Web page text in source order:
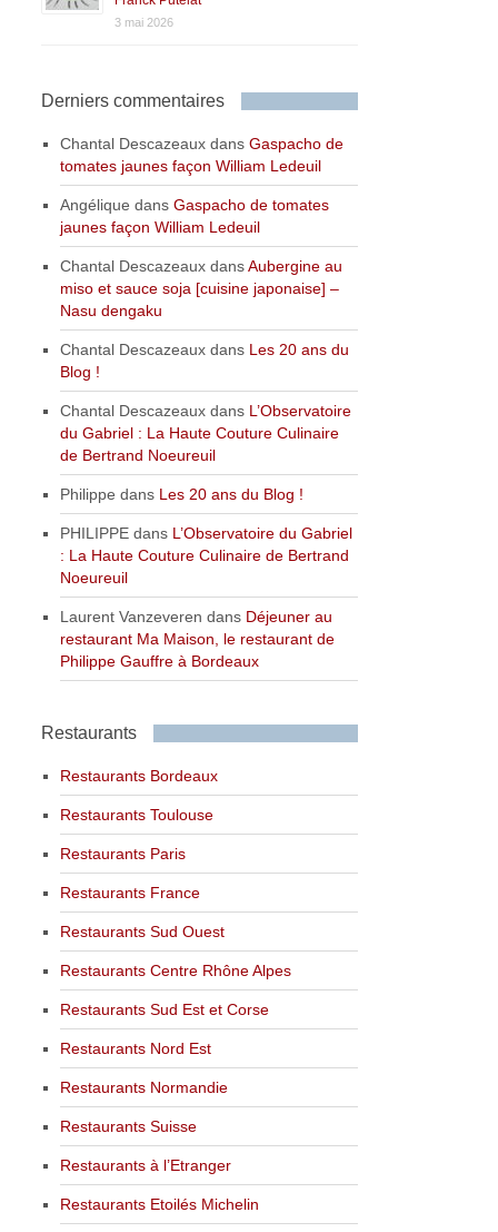
3 mai 2026
Derniers commentaires
Chantal Descazeaux dansGaspacho de
tomates jaunes façon William Ledeuil
Angélique dansGaspacho de tomates
jaunes façon William Ledeuil
Chantal Descazeaux dansAubergine au
miso et sauce soja [cuisine japonaise] –
Nasu dengaku
Chantal Descazeaux dans Les 20 ans du
Blog !
Chantal Descazeaux dans L’Observatoire
du Gabriel : La Haute Couture Culinaire
de Bertrand Noeureuil
Philippe dans Les 20 ans du Blog !
PHILIPPE dans L’Observatoire du Gabriel
: La Haute Couture Culinaire de Bertrand
Noeureuil
Laurent Vanzeveren dans Déjeuner au
restaurant Ma Maison, le restaurant de
Philippe Gauffre à Bordeaux
Restaurants
Restaurants Bordeaux
Restaurants Toulouse
Restaurants Paris
Restaurants France
Restaurants Sud Ouest
Restaurants Centre Rhône Alpes
Restaurants Sud Est et Corse
Restaurants Nord Est
Restaurants Normandie
Restaurants Suisse
Restaurants à l’Etranger
Restaurants Etoilés Michelin